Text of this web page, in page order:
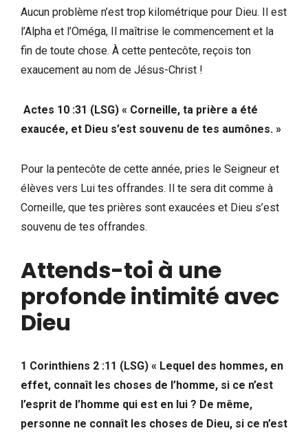
Aucun problème n’est trop kilométrique pour Dieu. Il est
l’Alpha et l’Oméga, Il maîtrise le commencement et la
fin de toute chose. À cette pentecôte, reçois ton
exaucement au nom de Jésus-Christ !
Actes 10 :31 (LSG) « Corneille, ta prière a été
exaucée, et Dieu s’est souvenu de tes aumônes. »
Pour la pentecôte de cette année, pries le Seigneur et
élèves vers Lui tes offrandes. Il te sera dit comme à
Corneille, que tes prières sont exaucées et Dieu s’est
souvenu de tes offrandes.
Attends-toi à une
profonde intimité avec
Dieu
1 Corinthiens 2 :11 (LSG) « Lequel des hommes, en
effet, connaît les choses de l’homme, si ce n’est
l’esprit de l’homme qui est en lui ? De même,
personne ne connaît les choses de Dieu, si ce n’est